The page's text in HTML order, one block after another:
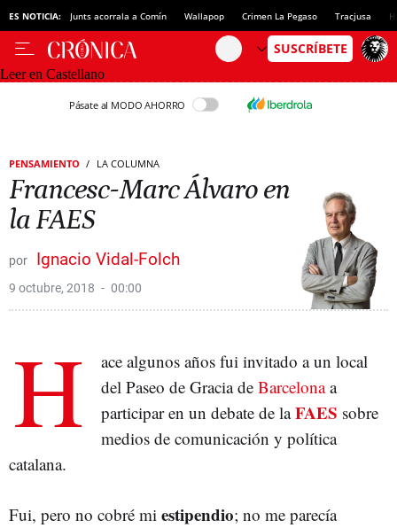
ES NOTICIA: Junts acorrala a Comín Wallapop Crimen La Pegaso Tracjusa
Leer en Castellano
Pásate al MODO AHORRO
PENSAMIENTO LA COLUMNA
Francesc-Marc Álvaro en
la FAES
Ignacio Vidal-Folch
9 octubre, 2018 00:00
H
ace algunos años fui invitado a un local
del Paseo de Gracia de Barcelonaa
participar en un debate de laFAES sobre
medios de comunicación y política
catalana.
Fui, pero no cobré mi estipendio; no me parecía